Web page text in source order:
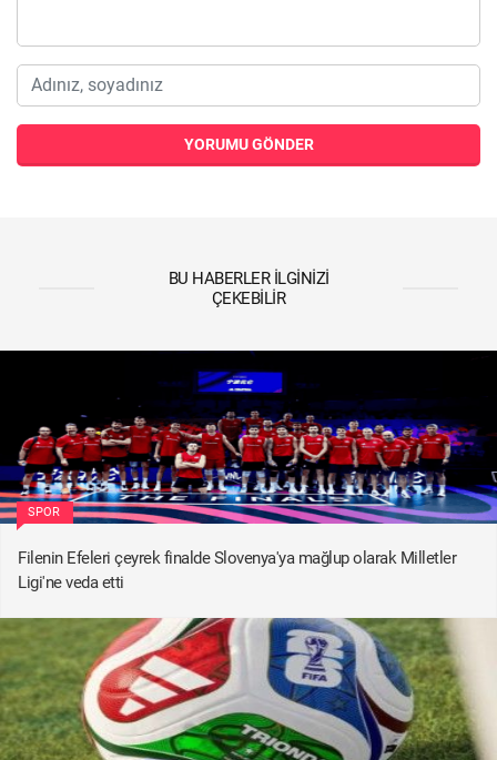
YORUMU GÖNDER
BU HABERLER İLGINIZI
ÇEKEBILIR
SPOR
Filenin Efeleri çeyrek finalde Slovenya'ya mağlup olarak Milletler
Ligi'ne veda etti